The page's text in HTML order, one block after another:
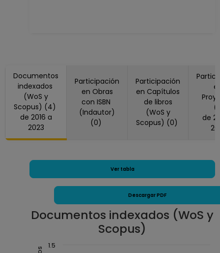
Ciencias
Desde 01-01-2015
hasta 31-01-2015
AYUDANTE
Ciencias
Desde 01-06-2011
hasta 30-09-2011
PROFESOR
ASIGNATURA A TP
No Definitivo
Facultad de
Documentos
indexados
(WoS y
Scopus) (4)
de 2016 a
2023
Participación
en Obras
con ISBN
(Indautor)
(0)
Participación
en Capítulos
de libros
(WoS y
Scopus) (0)
de 2022 a
Ver tabla
Descargar PDF
Documentos indexados (WoS y
Scopus)
Chart
1.5